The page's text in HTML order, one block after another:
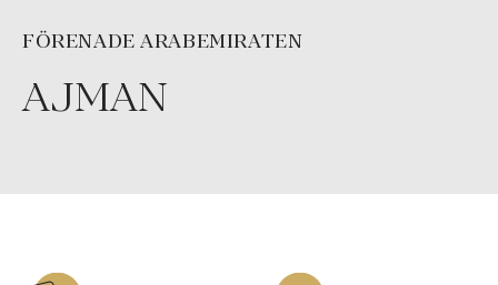
AJMAN
FÖRENADE ARABEMIRATEN